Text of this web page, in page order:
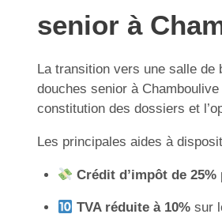
senior à
La transition vers une salle de
douches senior à
constitution des dossiers et
Les principales aides à
Crédit d’impôt de 25%
TVA réduite à 10%sur